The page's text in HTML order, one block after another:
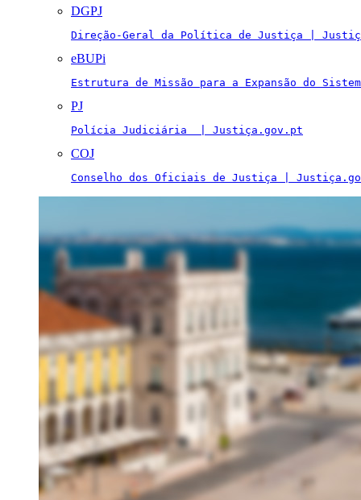
DGPJ
Direção-Geral da Política de Justiça |
eBUPi
Estrutura de Missão para a Expansão do
PJ
Polícia Judiciária  | Justiça.gov.pt
COJ
Conselho dos Oficiais de Justiça |